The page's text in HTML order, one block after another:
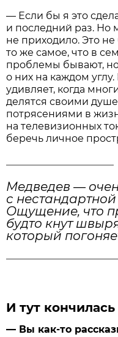
— Если бы я это
и последний раз. Но
не приходило. Это
то же самое, что в
проблемы бывают,
о них на каждом
удивляет, когда
делятся своими
потрясениями в
на телевизионных
беречь личное
Медведев —
с
Ощущение, что
будто кнут
который
И тут кончилась
— Вы как-то